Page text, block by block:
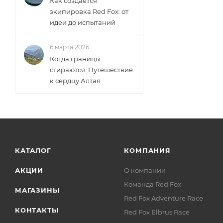
экипировка Red Fox: от
идеи до испытаний
6 марта 2026
Когда границы
стираются. Путешествие
к сердцу Алтая
КАТАЛОГ
АКЦИИ
МАГАЗИНЫ
КОНТАКТЫ
КОМПАНИЯ
О компании
Команда Red Fox
Red Fox Adventure Race
Red Fox Elbrus Race